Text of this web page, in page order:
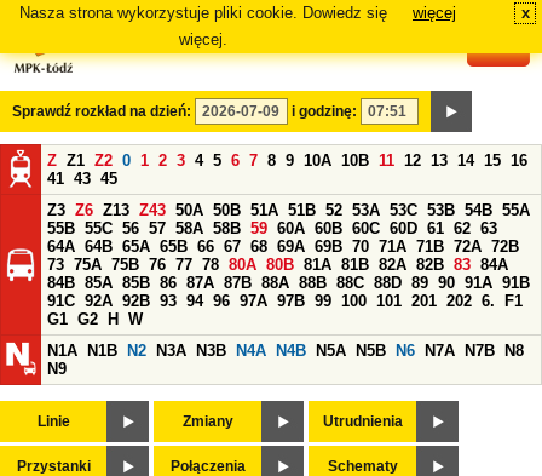
Nasza strona wykorzystuje pliki cookie. Dowiedz się
więcej.
więcej x
Sprawdź rozkład na dzień: i godzinę:
Z Z1 Z2 0 1 2 3 4 5 6 7 8 9 10A 10B 11 12 13 14 15 16
41 43 45
Z3 Z6 Z13 Z43 50A 50B 51A 51B 52 53A 53C 53B 54B 55A
55B 55C 56 57 58A 58B 59 60A 60B 60C 60D 61 62 63
64A 64B 65A 65B 66 67 68 69A 69B 70 71A 71B 72A 72B
73 75A 75B 76 77 78 80A 80B 81A 81B 82A 82B 83 84A
84B 85A 85B 86 87A 87B 88A 88B 88C 88D 89 90 91A 91B
91C 92A 92B 93 94 96 97A 97B 99 100 101 201 202 6.
F1
G1 G2 H
W
N1A
N1B N2 N3A N3B N4A N4B N5A N5B N6 N7A N7B
N8
N9
Linie Zmiany Utrudnienia
Przystanki Połączenia Schematy